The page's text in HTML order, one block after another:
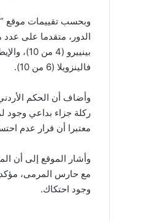
فالينزويلا (6 من 10).
وأضاف أن الحكم
ركلة جزاء بداعي وجود
معتبرا أن قرار عدم
وأشار الموقع إلى أن
مع حارس المرمى،
وجود احتكاك.